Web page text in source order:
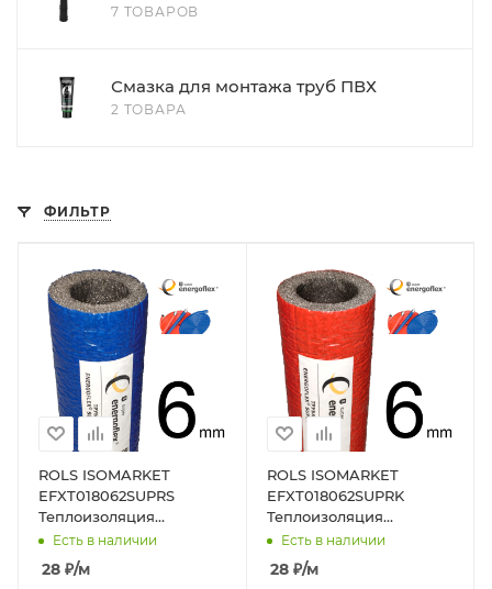
7 ТОВАРОВ
Смазка для монтажа труб ПВХ
2 ТОВАРА
ФИЛЬТР
ROLS ISOMARKET
EFXT018062SUPRS
Теплоизоляция
Energoflex® Super
Protect СПС18/6, для
трубы 16, толщина
Есть в наличии
28 ₽/м
ROLS ISOMARKET
EFXT018062SUPRK
Теплоизоляция
Energoflex® Super
Protect СПК18/6, для
трубы 16, толщина
Есть в наличии
28₽/м